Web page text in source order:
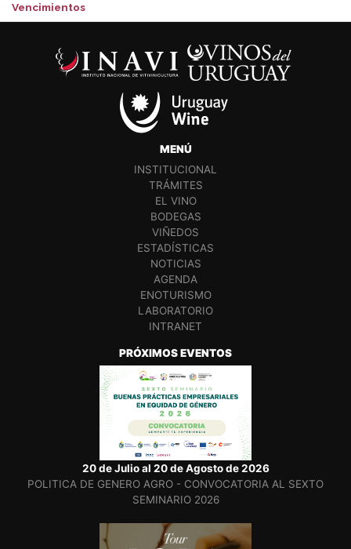
Vencimientos
MENÚ
INSTITUCIONAL
TRÁMITES
EL VINO
BODEGAS
VIÑEDOS
ESTADÍSTICAS
NOTICIAS
AGENDA
ENOTURISMO
LABORATORIO
INTRANET
PRÓXIMOS EVENTOS
20 de Julio al 20 de Agosto de 2026
POLITICA DE GENERO AGRO - CONVOCATORIA AL SEXTO
SEMINARIO 2026